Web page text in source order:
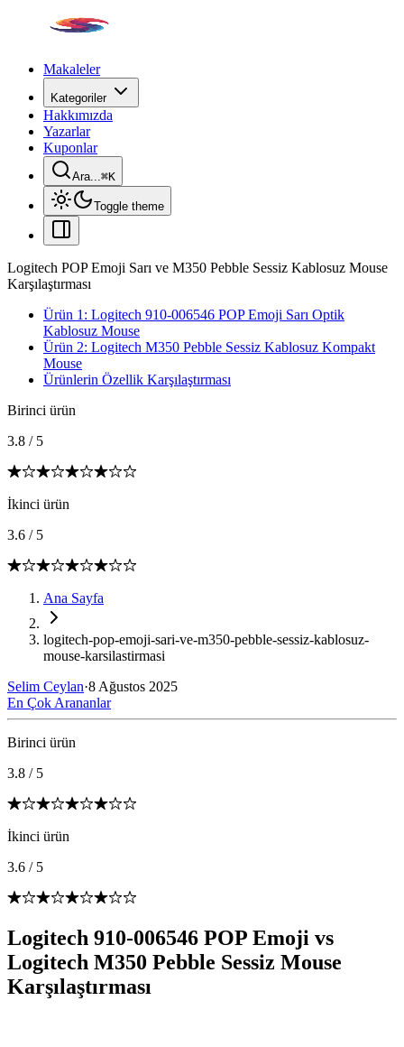
Makaleler
Kategoriler
Hakkımızda
Yazarlar
Kuponlar
Ara...⌘K
Toggle theme
Logitech POP Emoji Sarı ve M350 Pebble Sessiz Kablosuz Mouse
Karşılaştırması
Ürün 1: Logitech 910-006546 POP Emoji Sarı Optik
Kablosuz Mouse
Ürün 2: Logitech M350 Pebble Sessiz Kablosuz Kompakt
Mouse
Ürünlerin Özellik Karşılaştırması
Birinci ürün
3.8 / 5
İkinci ürün
3.6 / 5
Ana Sayfa
logitech-pop-emoji-sari-ve-m350-pebble-sessiz-kablosuz-
mouse-karsilastirmasi
Selim Ceylan·8 Ağustos 2025
En Çok Arananlar
Birinci ürün
3.8 / 5
İkinci ürün
3.6 / 5
Logitech 910-006546 POP Emoji vs
Logitech M350 Pebble Sessiz Mouse
Karşılaştırması